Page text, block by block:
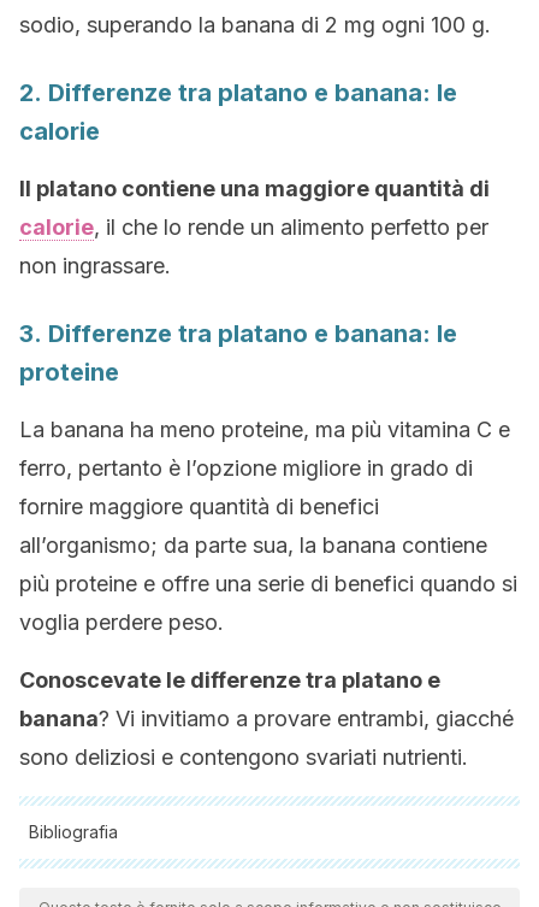
sodio, superando la banana di 2 mg ogni 100 g.
2. Differenze tra platano e banana: le
calorie
Il platano contiene una maggiore quantità di
calorie, il che lo rende un alimento perfetto per
non ingrassare.
3. Differenze tra platano e banana: le
proteine
La banana ha meno proteine, ma più vitamina C e
ferro, pertanto è l’opzione migliore in grado di
fornire maggiore quantità di benefici
all’organismo; da parte sua, la banana contiene
più proteine e offre una serie di benefici quando si
voglia perdere peso.
Conoscevate le differenze tra platano e
banana? Vi invitiamo a provare entrambi, giacché
sono deliziosi e contengono svariati nutrienti.
Bibliografia
Tutte le fonti citate sono state esaminate a fondo dal nostro
team per garantirne la qualità, l'affidabilità, l'attualità e la